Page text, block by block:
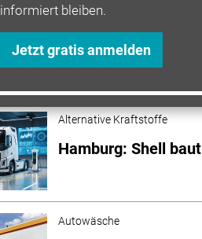
informiert bleiben.
Jetzt gratis anmelden
Alternative Kraftstoffe
Aufbau und beim
Uniti und Elli
Alternative Kraftstoffe
Hamburg: Shell
Autowäsche